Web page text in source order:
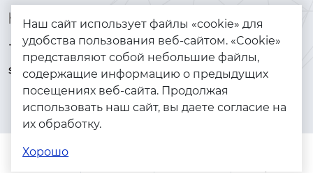
Контакты
+7 (925) 144-64-73
serebryanyye.grani@mail.ru
Каталог
Браслеты
Золото
Серебро
Помощь
Наш сайт использует файлы «cookie» для
удобства пользования веб-сайтом. «Cookie»
представляют собой небольшие файлы,
содержащие информацию о предыдущих
посещениях веб-сайта. Продолжая
использовать наш сайт, вы даете согласие на
их обработку.
Хорошо